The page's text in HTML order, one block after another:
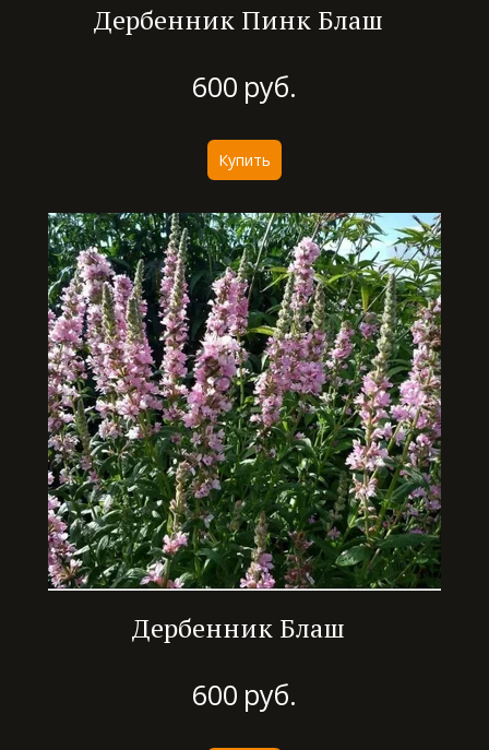
Дербенник Пинк Блаш
600 руб.
Купить
Дербенник Блаш
600 руб.